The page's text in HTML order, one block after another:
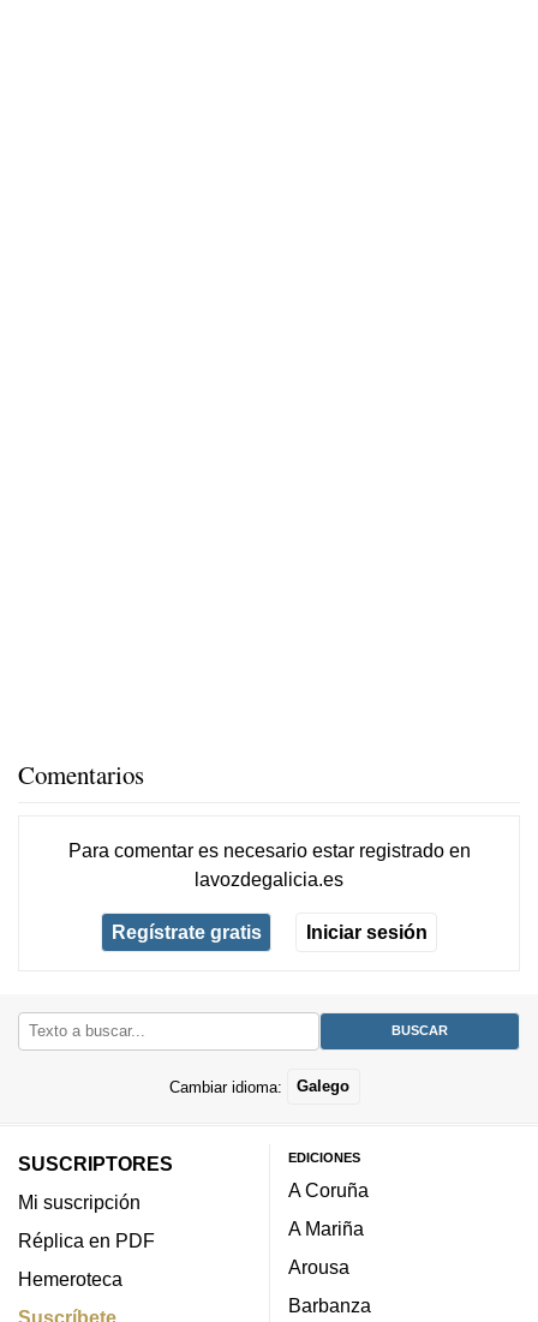
Comentarios
Para comentar es necesario estar registradoen
lavozdegalicia.es
Regístrate gratis Iniciar sesión
Cambiar idioma: Galego
SUSCRIPTORES
Mi suscripción
Réplica en PDF
Hemeroteca
Suscríbete
EDICIONES
A Coruña
A Mariña
Arousa
Barbanza